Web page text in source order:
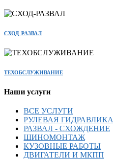
СХОД-РАЗВАЛ
ТЕХОБСЛУЖИВАНИЕ
Наши услуги
ВСЕ УСЛУГИ
РУЛЕВАЯ ГИДРАВЛИКА
РАЗВАЛ - СХОЖДЕНИЕ
ШИНОМОНТАЖ
КУЗОВНЫЕ РАБОТЫ
ДВИГАТЕЛИ И МКПП